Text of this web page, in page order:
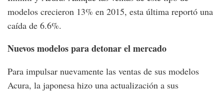
modelos crecieron 13% en 2015, esta última reportó una
caída de 6.6%.
Nuevos modelos para detonar el mercado
Para impulsar nuevamente las ventas de sus modelos
Acura, la japonesa hizo una actualización a sus